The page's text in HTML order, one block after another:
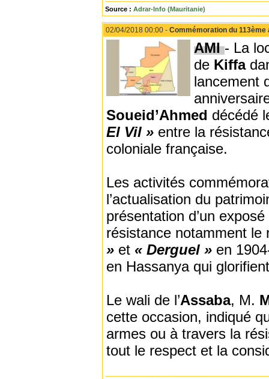
Source : Adrar-Info (Mauritanie)
02/04/2018 00:00 - Commémoration du
AMI- La
de Kiffa
lancement
Soueid’Ahmed décédé
El Vil » entre la
coloniale française.
Les activités
l’actualisation du
présentation d’un
résistance notamment le
» et « Derguel » en
en Hassanya qui
Le wali de l’Assaba, M.
cette occasion, indiqué
armes ou à travers la
tout le respect et la